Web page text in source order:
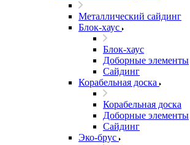
Металлический сайдинг
Блок-хаус
Блок-хаус
Доборные элементы
Сайдинг
Корабельная доска
Корабельная доска
Доборные элементы
Сайдинг
Эко-брус